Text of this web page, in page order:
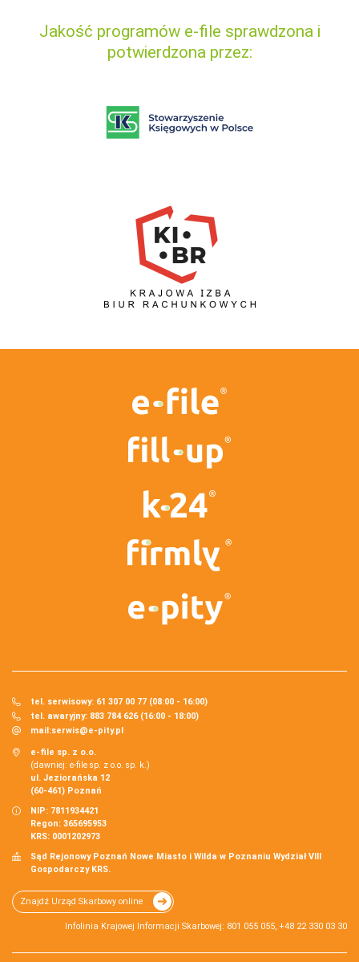
Jakość programów e-file sprawdzona i
potwierdzona przez:
tel. serwisowy: 61 307 00 77 (08:00 - 16:00)
tel. awaryjny: 883 784 626 (16:00 - 18:00)
mail:serwis@e-pity.pl
e-file sp. z o.o.
(dawniej: e-file sp. z o.o. sp. k.)
ul. Jeziorańska 12
(60-461) Poznań
NIP: 7811934421
Regon: 365695953
KRS: 0001202973
Sąd Rejonowy Poznań Nowe Miasto i Wilda w Poznaniu Wydział VIII
Gospodarczy KRS.
Znajdź Urząd Skarbowy online
Infolinia Krajowej Informacji Skarbowej: 801 055 055, +48 22 330 03 30